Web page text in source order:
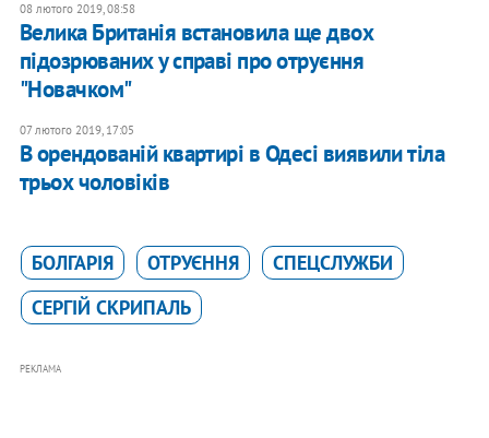
08 лютого 2019, 08:58
Велика Британія встановила ще двох
підозрюваних у справі про отруєння
"Новачком"
07 лютого 2019, 17:05
В орендованій квартирі в Одесі виявили тіла
трьох чоловіків
БОЛГАРІЯ ОТРУЄННЯ
СПЕЦСЛУЖБИ
СЕРГІЙ СКРИПАЛЬ
РЕКЛАМА